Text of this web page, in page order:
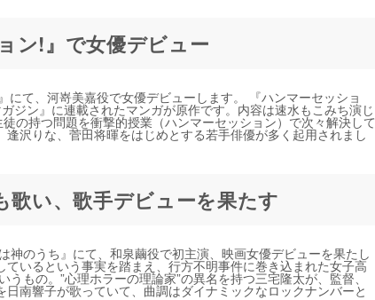
ン!』で女優デビュー
て、河嵜美嘉役で女優デビューします。 『ハンマーセッショ
ジン』に連載されたマンガが原作です。内容は速水もこみち演じ
の持つ問題を衝撃的授業（ハンマーセッション）で次々解決して
沢りな、菅田将暉をはじめとする若手俳優が多く起用されまし
い、歌手デビューを果たす
のうち』にて、和泉繭役で初主演、映画女優デビューを果たし
いるという事実を踏まえ、行方不明事件に巻き込まれた女子高
もの。”心理ホラーの理論家”の異名を持つ三宅隆太が、監督、
南響子が歌っていて、曲調はダイナミックなロックナンバーと